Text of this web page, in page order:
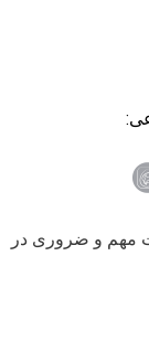
مهم و ضروری در